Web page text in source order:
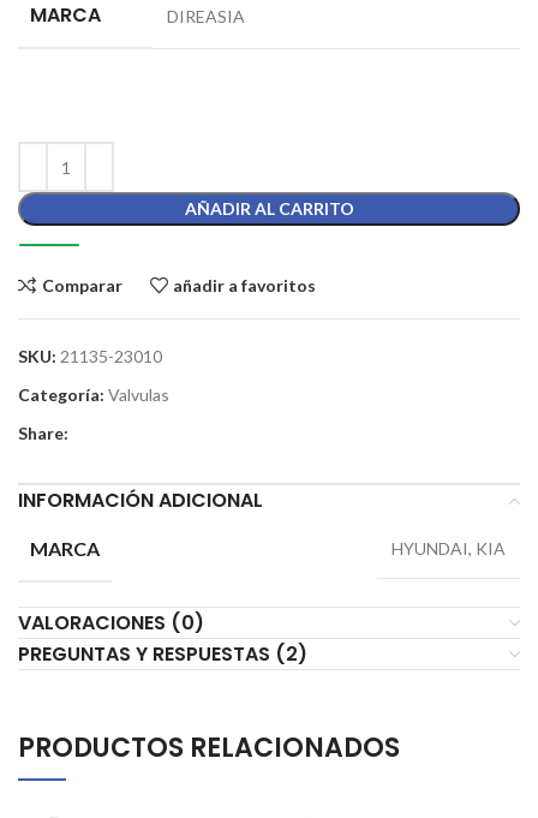
MARCA DIREASIA
AÑADIR AL CARRITO
Comparar añadir a favoritos
SKU: 21135-23010
Categoría: Valvulas
Share:
INFORMACIÓN ADICIONAL
MARCA HYUNDAI, KIA
VALORACIONES (0)
PREGUNTAS Y RESPUESTAS (2)
PRODUCTOS RELACIONADOS